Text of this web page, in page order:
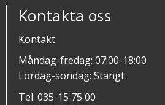
Kontakta oss
Kontakt
Måndag-fredag: 07:00-18:00
Lördag-söndag: Stängt
Tel: 035-15 75 00